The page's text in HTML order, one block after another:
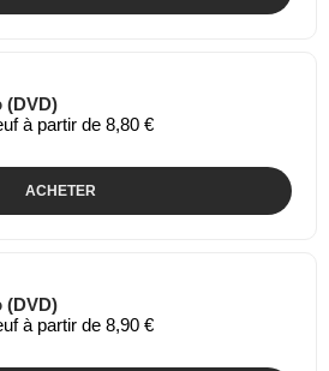
(DVD)
à partir de 8,80 €
ACHETER
(DVD)
à partir de 8,90 €